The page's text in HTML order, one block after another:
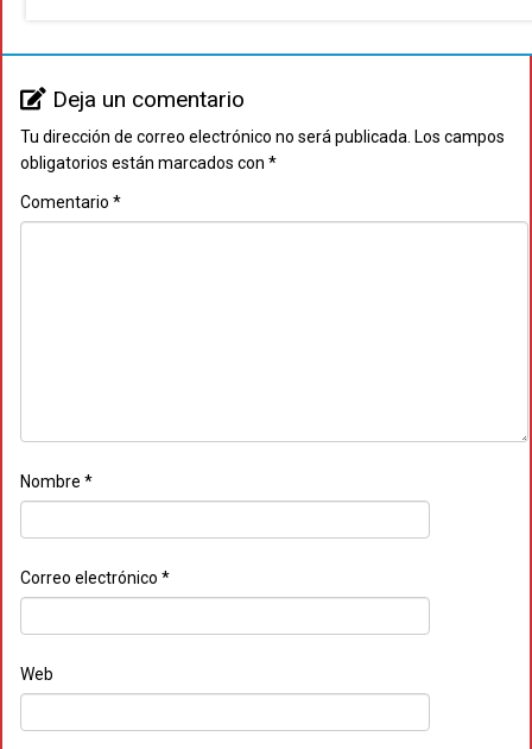
Deja un comentario
Tu dirección de correo electrónico no será publicada. Los campos
obligatorios están marcados con *
Comentario *
Nombre *
Correo electrónico *
Web